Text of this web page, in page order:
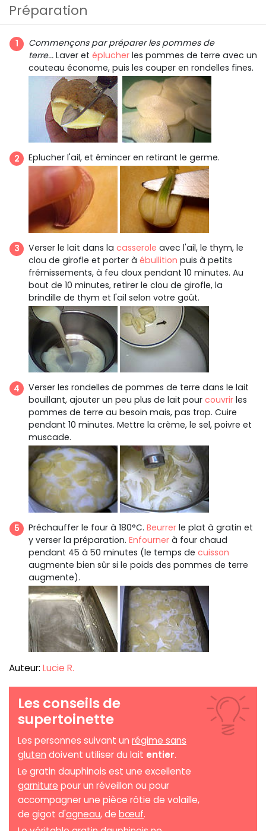
Préparation
Commençons par préparer les pommes de
terre... Laver et éplucher les pommes de terre avec un
couteau économe, puis les couper en rondelles fines.
Eplucher l'ail, et émincer en retirant le germe.
Verser le lait dans la casserole avec l'ail, le thym, le
clou de girofle et porter à ébullition puis à petits
frémissements, à feu doux pendant 10 minutes. Au
bout de 10 minutes, retirer le clou de girofle, la
brindille de thym et l'ail selon votre goût.
Verser les rondelles de pommes de terre dans le lait
bouillant, ajouter un peu plus de lait pour couvrir les
pommes de terre au besoin mais, pas trop. Cuire
pendant 10 minutes. Mettre la crème, le sel, poivre et
muscade.
Préchauffer le four à 180°C. Beurrer le plat à gratin et
y verser la préparation. Enfourner à four chaud
pendant 45 à 50 minutes (le temps de cuisson
augmente bien sûr si le poids des pommes de terre
augmente).
Auteur: Lucie R.
Les conseils de
supertoinette
Les personnes suivant un régime sans
gluten doivent utiliser du lait entier.
Le gratin dauphinois est une excellente
garniture pour un réveillon ou pour
accompagner une pièce rôtie de volaille,
de gigot d'agneau, de bœuf.